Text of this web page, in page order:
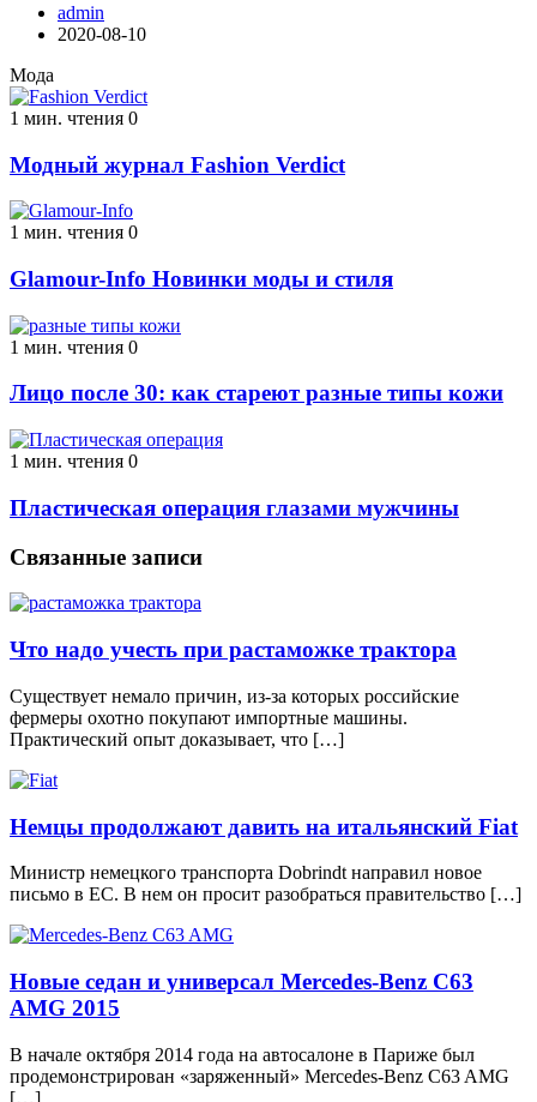
admin
2020-08-10
Мода
1 мин. чтения 0
Модный журнал Fashion Verdict
1 мин. чтения 0
Glamour-Info Новинки моды и стиля
1 мин. чтения 0
Лицо после 30: как стареют разные типы кожи
1 мин. чтения 0
Пластическая операция глазами мужчины
Связанные записи
Что надо учесть при растаможке трактора
Существует немало причин, из-за которых российские
фермеры охотно покупают импортные машины.
Практический опыт доказывает, что […]
Немцы продолжают давить на итальянский Fiat
Министр немецкого транспорта Dobrindt направил новое
письмо в ЕС. В нем он просит разобраться правительство […]
Новые седан и универсал Mercedes-Benz C63
AMG 2015
В начале октября 2014 года на автосалоне в Париже был
продемонстрирован «заряженный» Mercedes-Benz C63 AMG
[…]